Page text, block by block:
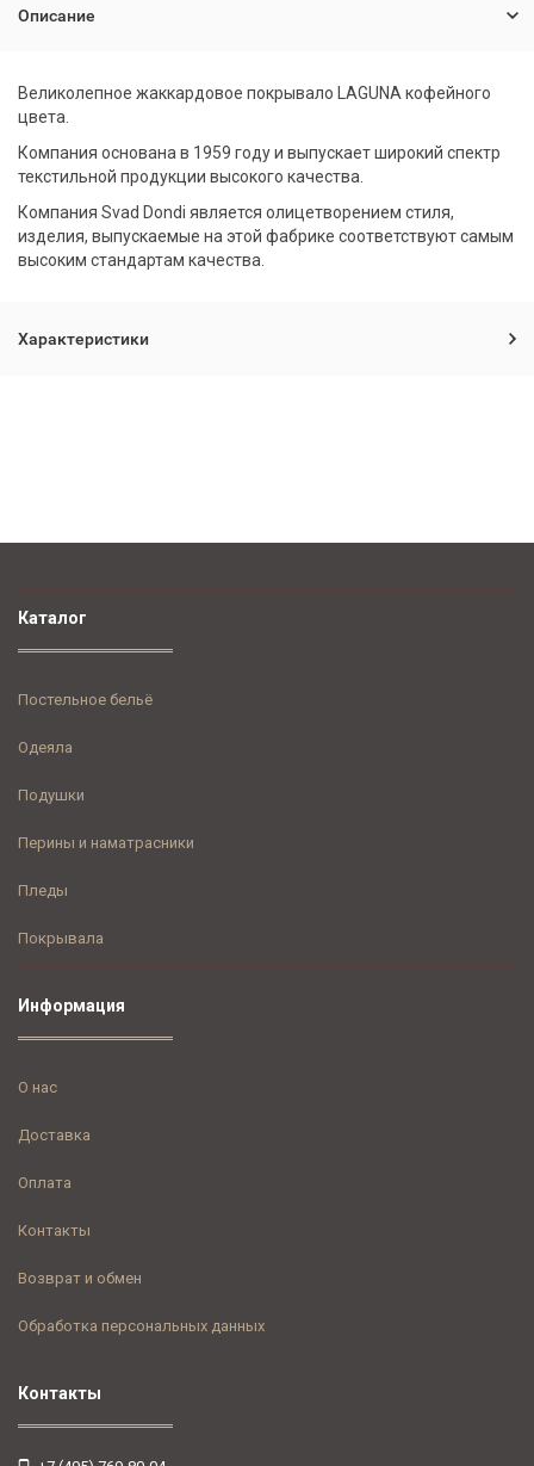
Описание
Великолепное жаккардовое покрывало LAGUNA кофейного
цвета.
Компания основана в 1959 году и выпускает широкий спектр
текстильной продукции высокого качества.
Компания Svad Dondi является олицетворением стиля,
изделия, выпускаемые на этой фабрике соответствуют самым
высоким стандартам качества.
Характеристики
Контакты
Каталог
Постельное бельё
Одеяла
Подушки
Перины и наматрасники
Пледы
Покрывала
Информация
О нас
Доставка
Оплата
Контакты
Возврат и обмен
Обработка персональных данных